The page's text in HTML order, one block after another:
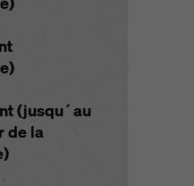
(jusqu´au
de la